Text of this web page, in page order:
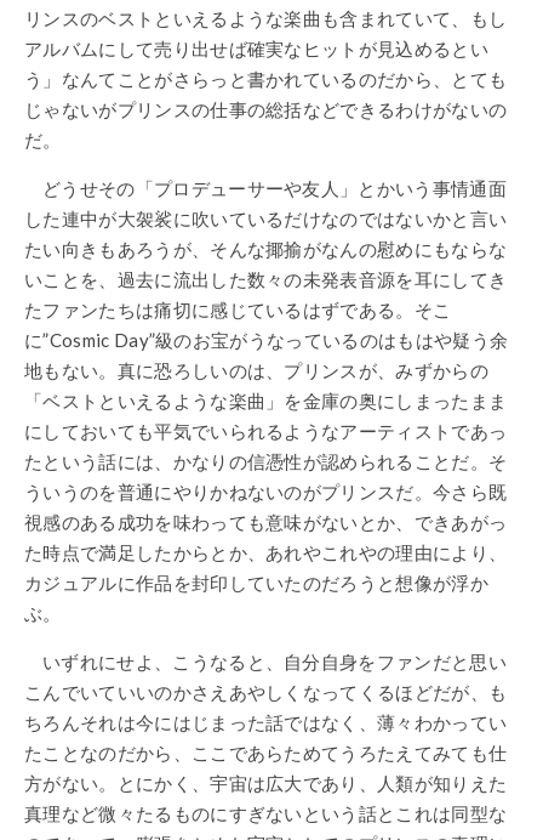
リンスのベストといえるような楽曲も含まれていて、もし
アルバムにして売り出せば確実なヒットが見込めるとい
う」なんてことがさらっと書かれているのだから、とても
じゃないがプリンスの仕事の総括などできるわけがないの
だ。
どうせその「プロデューサーや友人」とかいう事情通面
した連中が大袈裟に吹いているだけなのではないかと言い
たい向きもあろうが、そんな揶揄がなんの慰めにもならな
いことを、過去に流出した数々の未発表音源を耳にしてき
たファンたちは痛切に感じているはずである。そこ
に”Cosmic Day”級のお宝がうなっているのはもはや疑う余
地もない。真に恐ろしいのは、プリンスが、みずからの
「ベストといえるような楽曲」を金庫の奥にしまったまま
にしておいても平気でいられるようなアーティストであっ
たという話には、かなりの信憑性が認められることだ。そ
ういうのを普通にやりかねないのがプリンスだ。今さら既
視感のある成功を味わっても意味がないとか、できあがっ
た時点で満足したからとか、あれやこれやの理由により、
カジュアルに作品を封印していたのだろうと想像が浮か
ぶ。
いずれにせよ、こうなると、自分自身をファンだと思い
こんでいていいのかさえあやしくなってくるほどだが、も
ちろんそれは今にはじまった話ではなく、薄々わかってい
たことなのだから、ここであらためてうろたえてみても仕
方がない。とにかく、宇宙は広大であり、人類が知りえた
真理など微々たるものにすぎないという話とこれは同型な